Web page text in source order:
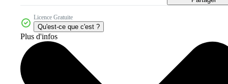
Licence Gratuite
Qu'est-ce que c'est ?
Plus d'infos